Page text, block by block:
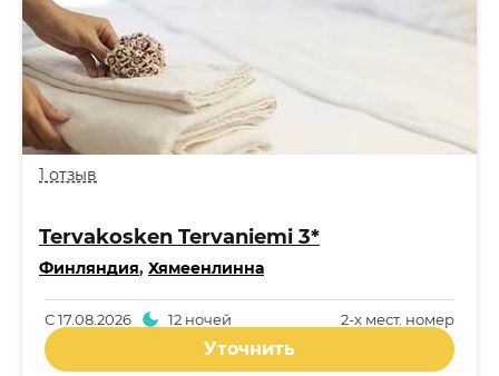
1 отзыв
Tervakosken Tervaniemi 3*
Финляндия, Хямеенлинна
2-x мест. номер
С17.08.2026 12 ночей
Уточнить